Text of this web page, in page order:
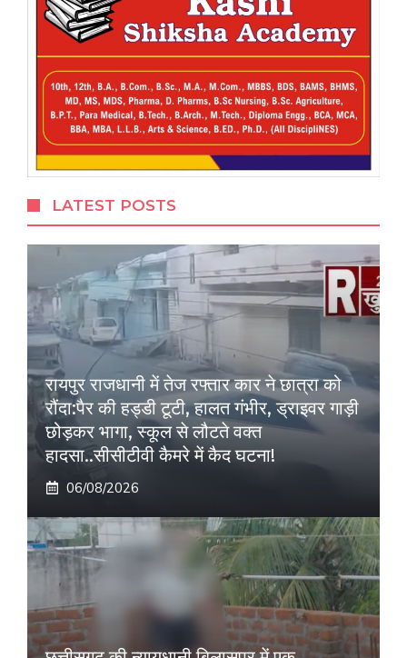
LATEST POSTS
रायपुर राजधानी में तेज रफ्तार कार ने छात्रा को
रौंदा:पैर की हड्डी टूटी, हालत गंभीर, ड्राइवर गाड़ी
छोड़कर भागा, स्कूल से लौटते वक्त
हादसा..सीसीटीवी कैमरे में कैद घटना!
06/08/2026